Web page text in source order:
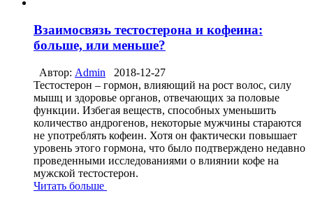
Взаимосвязь тестостерона и кофеина:
больше, или меньше?
Автор: Admin
2018-12-27
Тестостерон – гормон, влияющий на рост волос, силу
мышц и здоровье органов, отвечающих за половые
функции. Избегая веществ, способных уменьшить
количество андрогенов, некоторые мужчины стараются
не употреблять кофеин. Хотя он фактически повышает
уровень этого гормона, что было подтверждено недавно
проведенными исследованиями о влиянии кофе на
мужской тестостерон.
Читать больше